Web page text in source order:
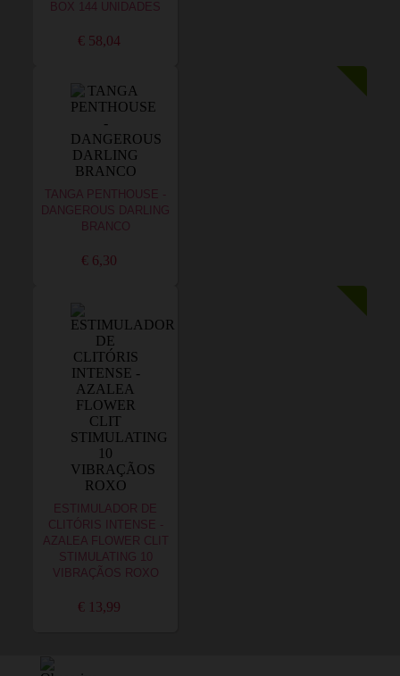
BOX 144 UNIDADES
€ 58,04
TANGA PENTHOUSE -
DANGEROUS DARLING
BRANCO
€ 6,30
ESTIMULADOR DE
CLITÓRIS INTENSE -
AZALEA FLOWER CLIT
STIMULATING 10
VIBRAÇÃOS ROXO
€ 13,99